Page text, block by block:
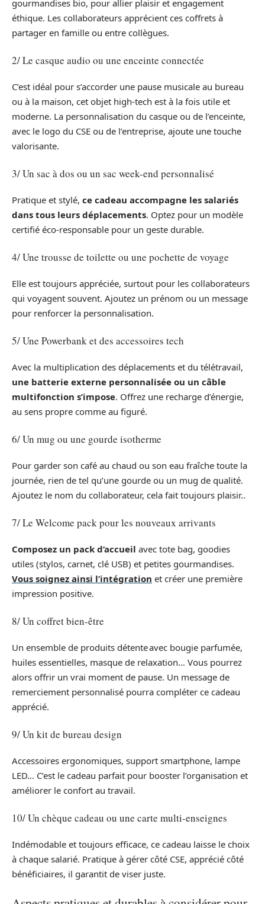
gourmandises bio, pour allier plaisir et engagement
éthique. Les collaborateurs apprécient ces coffrets à
partager en famille ou entre collègues.
2/ Le casque audio ou une enceinte connectée
C’est idéal pour s’accorder une pause musicale au bureau
ou à la maison, cet objet high-tech est à la fois utile et
moderne. La personnalisation du casque ou de l’enceinte,
avec le logo du CSE ou de l’entreprise, ajoute une touche
valorisante.
3/ Un sac à dos ou un sac week-end personnalisé
Pratique et stylé, ce cadeau accompagne les salariés
dans tous leurs déplacements. Optez pour un modèle
certifié éco-responsable pour un geste durable.
4/ Une trousse de toilette ou une pochette de voyage
Elle est toujours appréciée, surtout pour les collaborateurs
qui voyagent souvent. Ajoutez un prénom ou un message
pour renforcer la personnalisation.
5/ Une Powerbank et des accessoires tech
Avec la multiplication des déplacements et du télétravail,
une batterie externe personnalisée ou un câble
multifonction s’impose. Offrez une recharge d’énergie,
au sens propre comme au figuré.
6/ Un mug ou une gourde isotherme
Pour garder son café au chaud ou son eau fraîche toute la
journée, rien de tel qu’une gourde ou un mug de qualité.
Ajoutez le nom du collaborateur, cela fait toujours plaisir..
7/ Le Welcome pack pour les nouveaux arrivants
Composez un pack d’accueil avec tote bag, goodies
utiles (stylos, carnet, clé USB) et petites gourmandises.
Vous soignez ainsi l’intégration et créer une première
impression positive.
8/ Un coffret bien-être
Un ensemble de produits détente avec bougie parfumée,
huiles essentielles, masque de relaxation… Vous pourrez
alors offrir un vrai moment de pause. Un message de
remerciement personnalisé pourra compléter ce cadeau
apprécié.
9/ Un kit de bureau design
Accessoires ergonomiques, support smartphone, lampe
LED… C’est le cadeau parfait pour booster l’organisation et
améliorer le confort au travail.
10/ Un chèque cadeau ou une carte multi-enseignes
Indémodable et toujours efficace, ce cadeau laisse le choix
à chaque salarié. Pratique à gérer côté CSE, apprécié côté
bénéficiaires, il garantit de viser juste.